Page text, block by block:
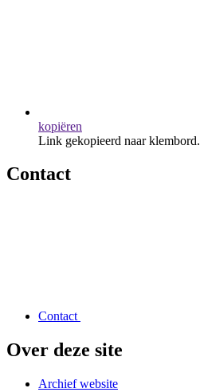
kopiëren
Link gekopieerd naar klembord.
Contact
Contact
Over deze site
Archief website